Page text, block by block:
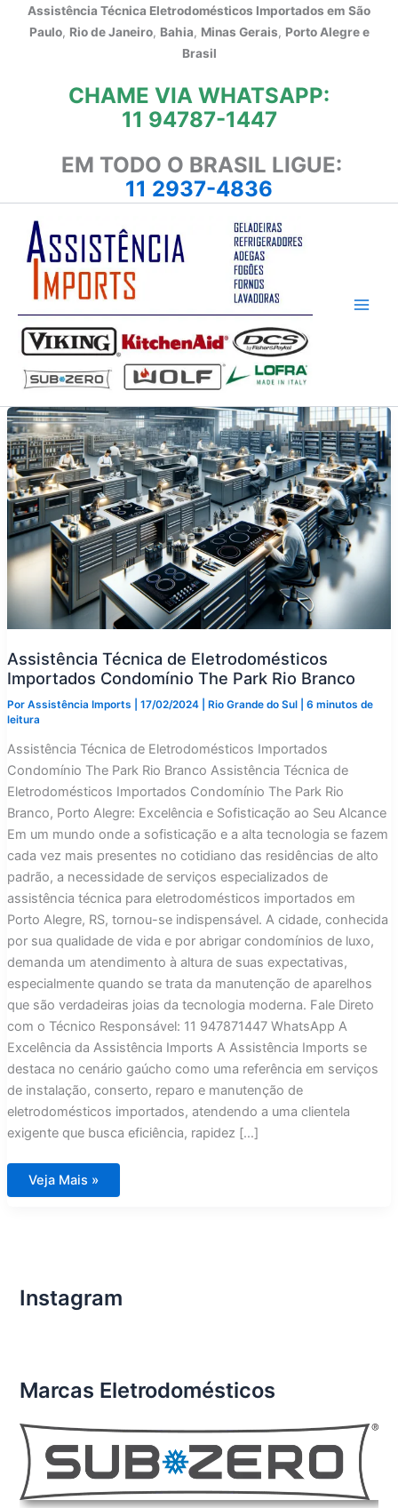
Assistência Técnica Eletrodomésticos Importados em São
Paulo, Rio de Janeiro, Bahia, Minas Gerais, Porto Alegre e
Brasil
CHAME VIA WHATSAPP:
11 94787-1447
EM TODO O BRASIL LIGUE:
11 2937-4836
Assistência Técnica de Eletrodomésticos
Importados Condomínio The Park Rio Branco
Por Assistência Imports 17/02/2024 Rio Grande do Sul| 6 minutos de
leitura
Assistência Técnica de Eletrodomésticos Importados
Condomínio The Park Rio Branco Assistência Técnica de
Eletrodomésticos Importados Condomínio The Park Rio
Branco, Porto Alegre: Excelência e Sofisticação ao Seu Alcance
Em um mundo onde a sofisticação e a alta tecnologia se fazem
cada vez mais presentes no cotidiano das residências de alto
padrão, a necessidade de serviços especializados de
assistência técnica para eletrodomésticos importados em
Porto Alegre, RS, tornou-se indispensável. A cidade, conhecida
por sua qualidade de vida e por abrigar condomínios de luxo,
demanda um atendimento à altura de suas expectativas,
especialmente quando se trata da manutenção de aparelhos
que são verdadeiras joias da tecnologia moderna. Fale Direto
com o Técnico Responsável: 11 947871447 WhatsApp A
Excelência da Assistência Imports A Assistência Imports se
destaca no cenário gaúcho como uma referência em serviços
de instalação, conserto, reparo e manutenção de
eletrodomésticos importados, atendendo a uma clientela
exigente que busca eficiência, rapidez […]
Assistência
Técnica
Branco
Veja Mais »
Instagram
Marcas Eletrodomésticos